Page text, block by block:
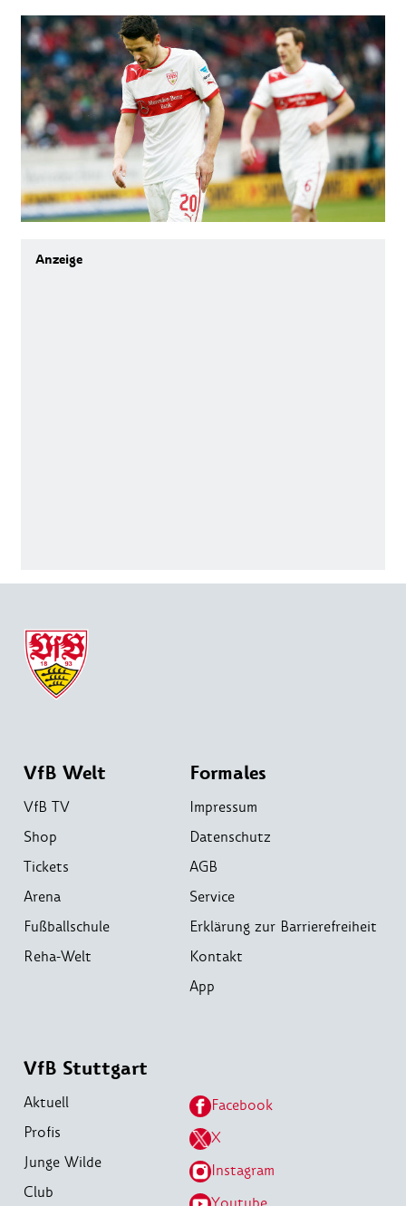
VfB Welt
VfB TV
Shop
Tickets
Arena
Fußballschule
Reha-Welt
Formales
Impressum
Datenschutz
AGB
Service
Erklärung zur Barrierefreiheit
Kontakt
App
VfB Stuttgart
Aktuell
Profis
Junge Wilde
Club
Facebook
X
Instagram